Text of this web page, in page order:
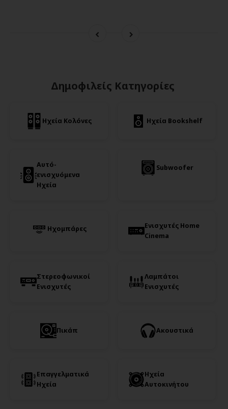
Δημοφιλείς Κατηγορίες
Ηχεία Κολόνες Ηχεία Bookshelf
Αυτό-
ενισχυόμενα
Ηχεία
Subwoofer
Ηχομπάρες
Ενισχυτές Home
Cinema
Στερεοφωνικοί
Ενισχυτές
Λαμπάτοι
Ενισχυτές
Πικάπ Ακουστικά
Επαγγελματικά
Ηχεία
Ηχεία
Αυτοκινήτου